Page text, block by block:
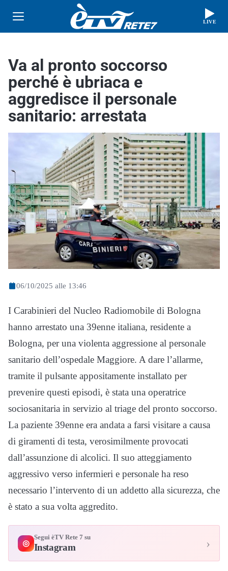
LIVE
Va al pronto soccorso
perché è ubriaca e
aggredisce il personale
sanitario: arrestata
06/10/2025 alle 13:46
I Carabinieri del Nucleo Radiomobile di Bologna
hanno arrestato una 39enne italiana, residente a
Bologna, per una violenta aggressione al personale
sanitario dell’ospedale Maggiore. A dare l’allarme,
tramite il pulsante appositamente installato per
prevenire questi episodi, è stata una operatrice
sociosanitaria in servizio al triage del pronto soccorso.
La paziente 39enne era andata a farsi visitare a causa
di giramenti di testa, verosimilmente provocati
dall’assunzione di alcolici. Il suo atteggiamento
aggressivo verso infermieri e personale ha reso
necessario l’intervento di un addetto alla sicurezza, che
è stato a sua volta aggredito.
◎
Segui èTV Rete 7 su
Instagram ›